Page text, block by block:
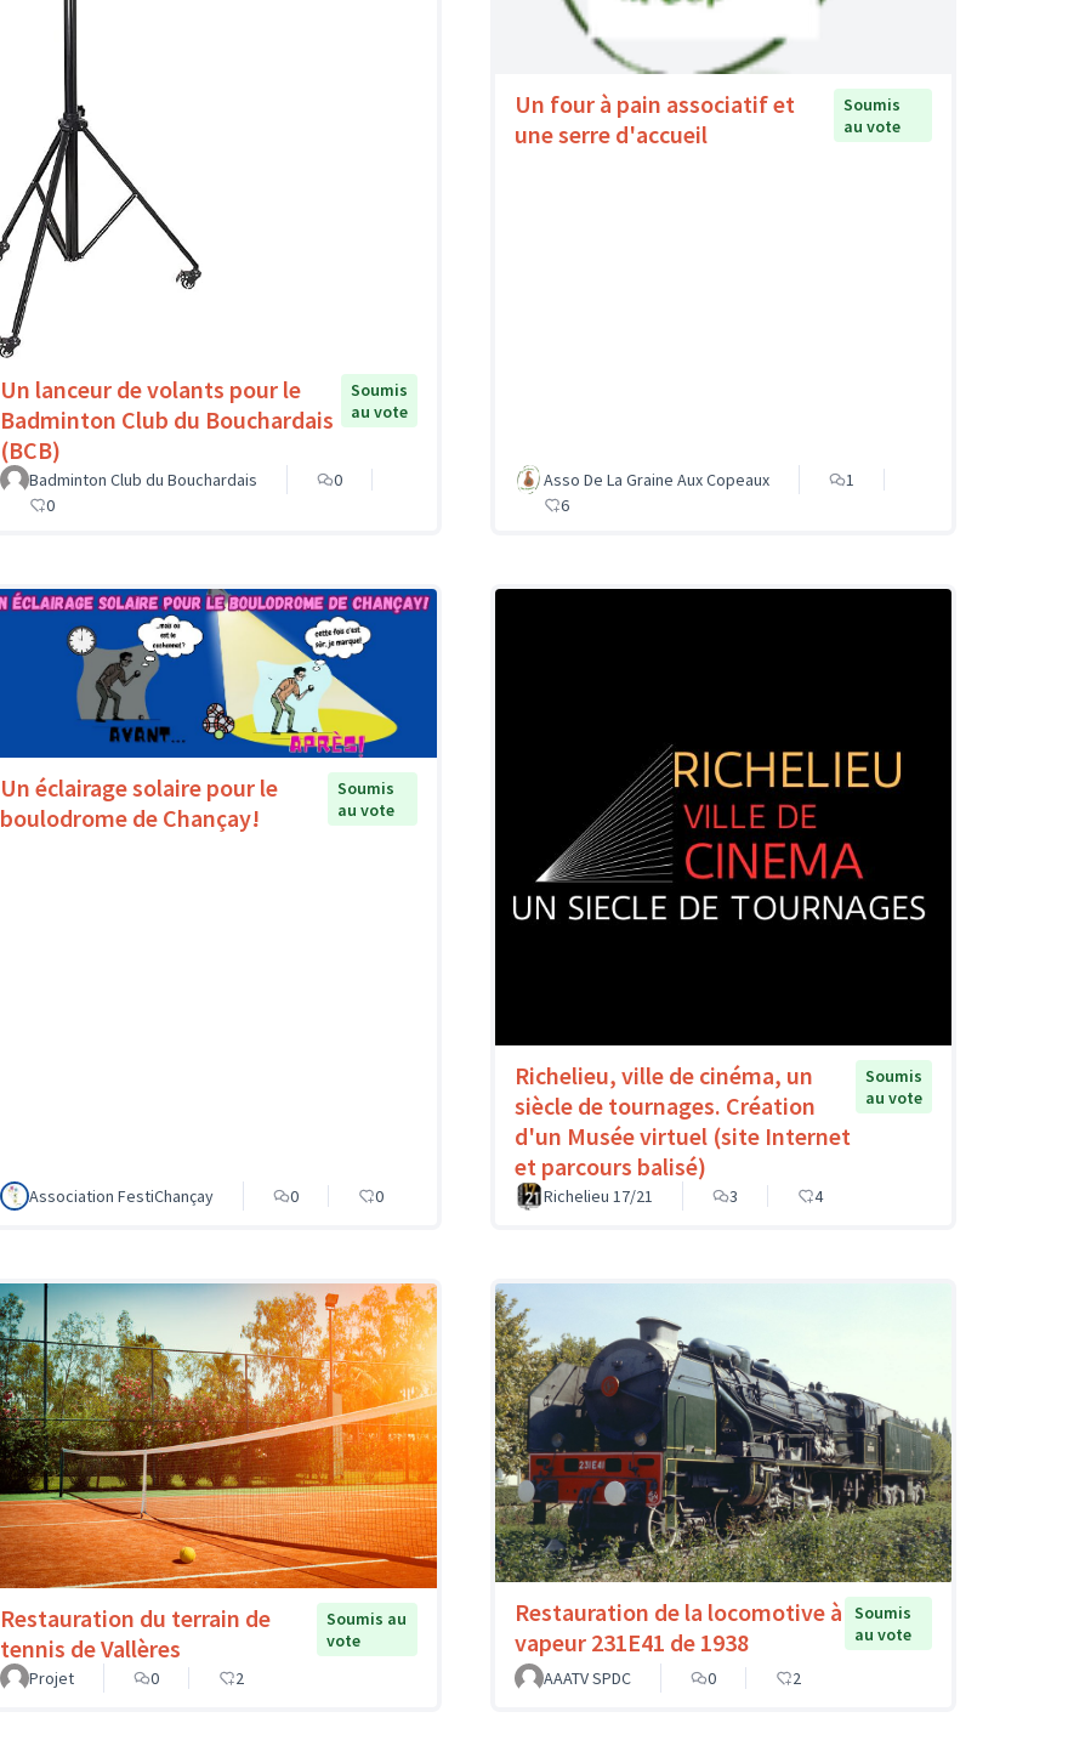
Un lanceur de volants pour le
Badminton Club du Bouchardais
(BCB)
Soumis
au vote
Badminton Club du Bouchardais
0
0
Un four à pain associatif et
une serre d'accueil
Soumis
au vote
Asso De La Graine Aux Copeaux
1
6
Un éclairage solaire pour le
boulodrome de Chançay!
Soumis
au vote
Association FestiChançay 0 0
Richelieu, ville de cinéma, un
siècle de tournages. Création
d'un Musée virtuel (site Internet
et parcours balisé)
Soumis
au vote
Richelieu 17/21 3 4
Restauration du terrain de
tennis de Vallères
Soumis au
vote
Projet
0 2
Restauration de la locomotive à
vapeur 231E41 de 1938
Soumis
au vote
AAATV SPDC
0 2